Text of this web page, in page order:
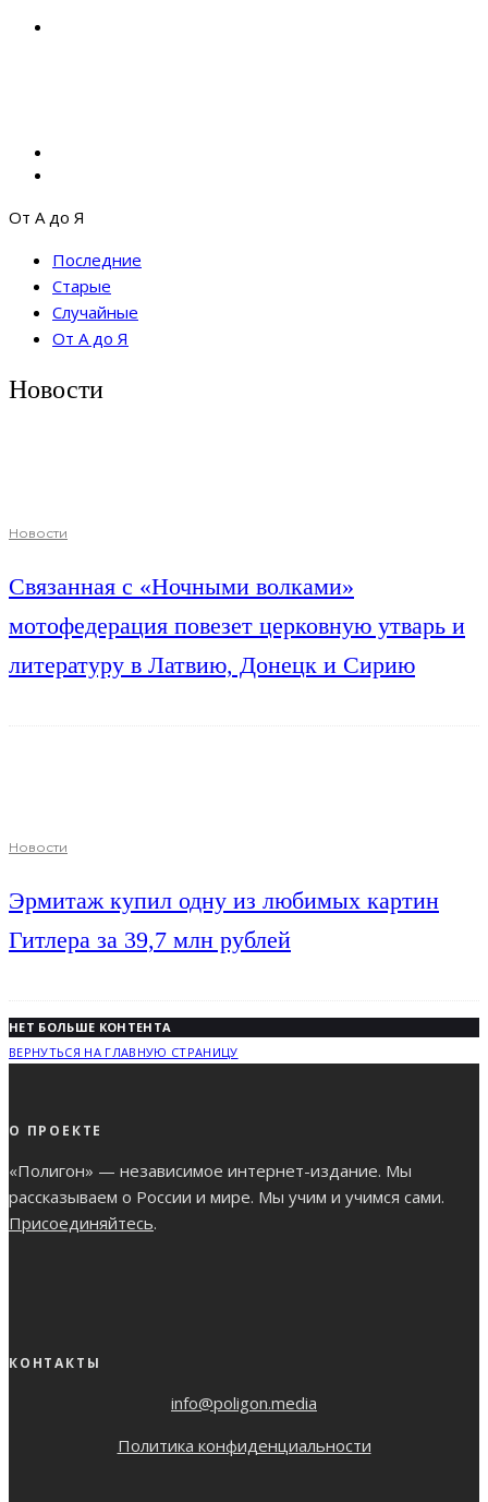
От А до Я
Последние
Старые
Случайные
От А до Я
Новости
Новости
Связанная с «Ночными волками»
мотофедерация повезет церковную утварь и
литературу в Латвию, Донецк и Сирию
Новости
Эрмитаж купил одну из любимых картин
Гитлера за 39,7 млн рублей
НЕТ БОЛЬШЕ КОНТЕНТА
ВЕРНУТЬСЯ НА ГЛАВНУЮ СТРАНИЦУ
О ПРОЕКТЕ
«Полигон» — независимое интернет-издание. Мы
рассказываем о России и мире. Мы учим и учимся сами.
Присоединяйтесь.
КОНТАКТЫ
info@poligon.media
Политика конфиденциальности